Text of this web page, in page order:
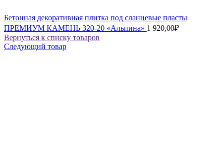
Бетонная декоративная плитка под сланцевые пласты
ПРЕМИУМ КАМЕНЬ 320-20 «Альпина» 1 920,00₽
Вернуться к списку товаров
Следующий товар